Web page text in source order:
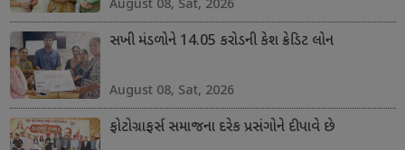
સખી મંડળોને 14.05 કરોડની કેશ ક્રેડિટ લોન
August 08, Sat, 2026
ફોટોગ્રાફર્સ સમાજના દરેક પ્રસંગોને દીપાવે છે